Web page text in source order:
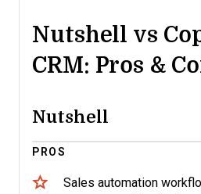
Nutshell vs
CRM: Pros &
Nutshell
PROS
Sales automation